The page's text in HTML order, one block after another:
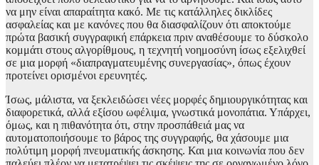
να μην είναι απαραίτητα κακό. Με τις κατάλληλες δικλίδες
ασφαλείας και με κανόνες που θα διασφαλίζουν ότι αποκτούμε
πρώτα βασική συγγραφική επάρκεια πριν αναθέσουμε το δύσκολο
κομμάτι στους αλγορίθμους, η τεχνητή νοημοσύνη ίσως εξελιχθεί
σε μια μορφή «διαπραγματευμένης συνεργασίας», όπως έχουν
προτείνει ορισμένοι ερευνητές.
Ίσως, μάλιστα, να ξεκλειδώσει νέες μορφές δημιουργικότητας και
διαφορετικά, αλλά εξίσου ωφέλιμα, γνωστικά μονοπάτια. Υπάρχει,
όμως, και η πιθανότητα ότι, στην προσπάθειά μας να
αυτοματοποιήσουμε το βάρος της συγγραφής, θα χάσουμε μια
πολύτιμη μορφή πνευματικής άσκησης. Και μια κοινωνία που δεν